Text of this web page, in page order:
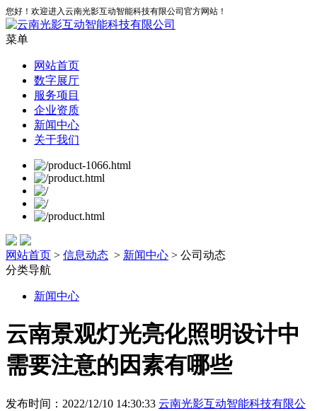
您好！欢迎进入云南光影互动智能科技有限公司官方网站！
菜单
网站首页
数字展厅
服务项目
企业资质
新闻中心
关于我们
网站首页 > 信息动态 > 新闻中心 > 公司动态
分类导航
新闻中心
云南景观灯光亮化照明设计中
需要注意的因素有哪些
发布时间：2022/12/10 14:30:33 云南光影互动智能科技有限公